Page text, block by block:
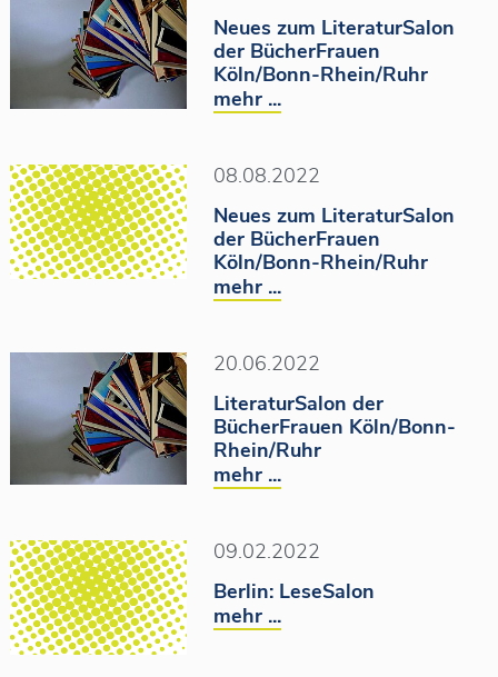
Neues zum LiteraturSalon
der BücherFrauen
Köln/Bonn-Rhein/Ruhr
mehr ...
08.08.2022
Neues zum LiteraturSalon
der BücherFrauen
Köln/Bonn-Rhein/Ruhr
mehr ...
20.06.2022
LiteraturSalon der
BücherFrauen Köln/Bonn-
Rhein/Ruhr
mehr ...
09.02.2022
Berlin: LeseSalon
mehr ...